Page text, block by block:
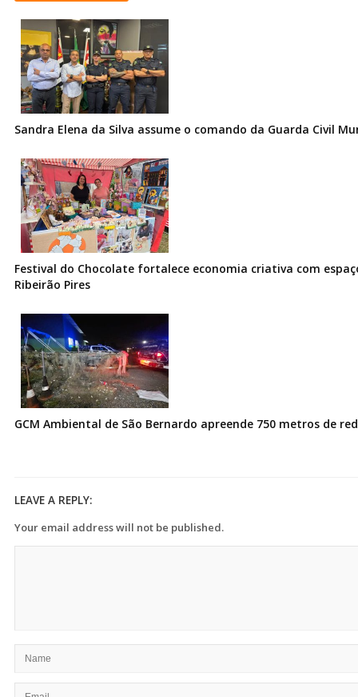
Sandra Elena da Silva assume o comando da Guarda Civil
Festival do Chocolate fortalece economia criativa com
Ribeirão Pires
GCM Ambiental de São Bernardo apreende 750 metros de
LEAVE A REPLY:
Your email address will not be published.